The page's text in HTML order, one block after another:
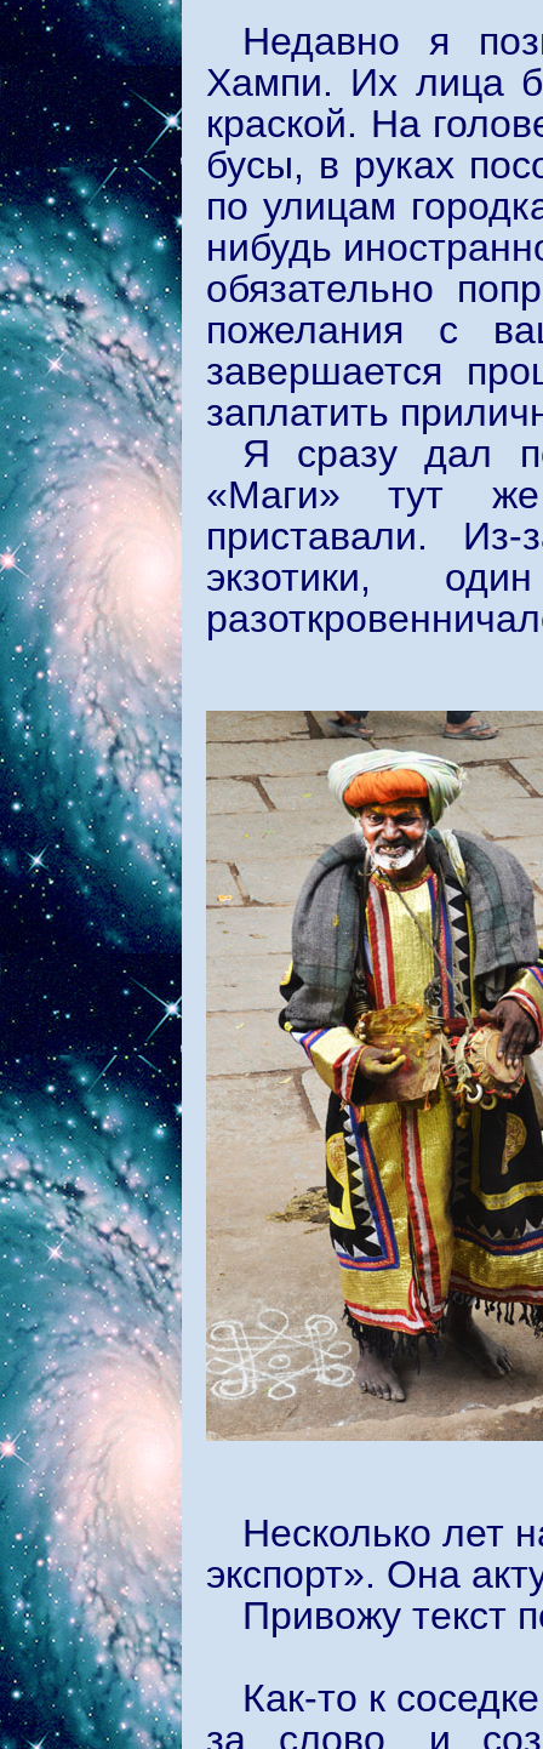
Недавно я
Хампи. Их лица
краской. На
бусы, в руках
по улицам
нибудь
обязательно
пожелания с
завершается
заплатить
Я сразу дал
«Маги» тут
приставали. Из-
экзотики,
Несколько лет
экспорт». Она
Привожу текст
Как-то к
за слово, и